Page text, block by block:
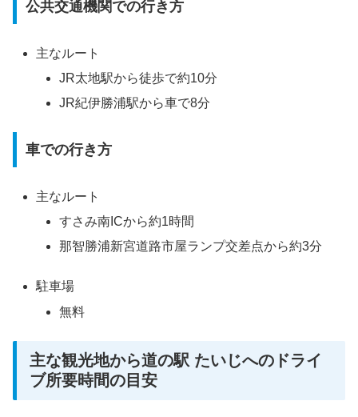
公共交通機関での行き方
主なルート
JR太地駅から徒歩で約10分
JR紀伊勝浦駅から車で8分
車での行き方
主なルート
すさみ南ICから約1時間
那智勝浦新宮道路市屋ランプ交差点から約3分
駐車場
無料
主な観光地から道の駅 たいじへのドライ
ブ所要時間の目安